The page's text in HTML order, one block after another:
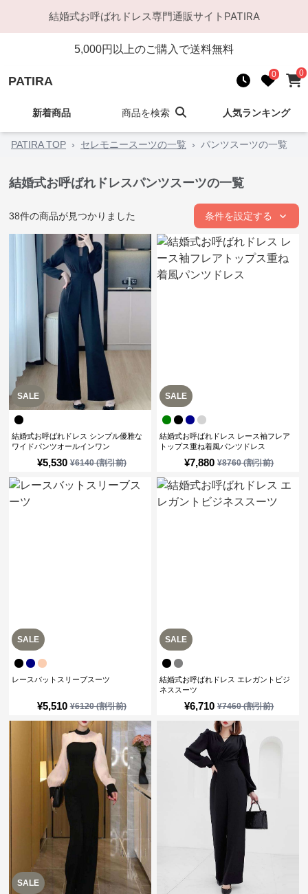
結婚式お呼ばれドレス専門通販サイト PATIRA
5,000円以上のご購入で送料無料
PATIRA 0 0
新着商品 商品を検索 人気ランキング
PATIRA TOP › セレモニースーツの一覧 › パンツスーツの一覧
結婚式お呼ばれドレスパンツスーツの一覧
38件の商品が見つかりました 条件を設定する
SALE
¥5,530 ¥6140(割引前)
結婚式お呼ばれドレス シンプル優雅な
ワイドパンツオールインワン
SALE
¥7,880 ¥8760(割引前)
結婚式お呼ばれドレス レース袖フレア
トップス重ね着風パンツドレス
SALE
¥5,510 ¥6120(割引前)
レースバットスリーブスーツ
SALE
¥6,710 ¥7460(割引前)
結婚式お呼ばれドレス エレガントビジ
ネススーツ
SALE